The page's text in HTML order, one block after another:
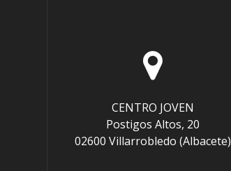
CENTRO JOVEN
Postigos Altos, 20
02600 Villarrobledo (Albacete)